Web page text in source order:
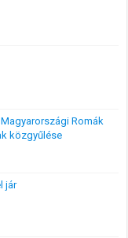
Romák
közgyűlése
jár